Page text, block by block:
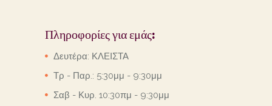
Πληροφορίες για εμάς:
Δευτέρα: ΚΛΕΙΣΤΑ
Τρ - Παρ.: 5:30μμ - 9:30μμ
Σαβ - Κυρ. 10:30πμ - 9:30μμ